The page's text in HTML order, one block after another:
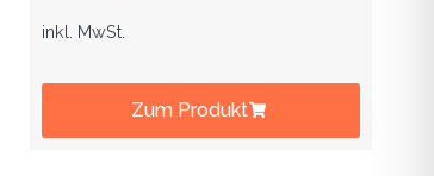
inkl. MwSt.
Zum Produkt